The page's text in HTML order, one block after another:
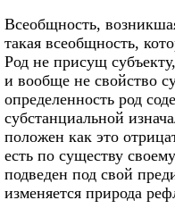
Всеобщность,
такая всеобщность,
Род не присущ
и вообще не свойство
определенность род
субстанциальной
положен как это
есть по существу
подведен под свой
изменяется природа